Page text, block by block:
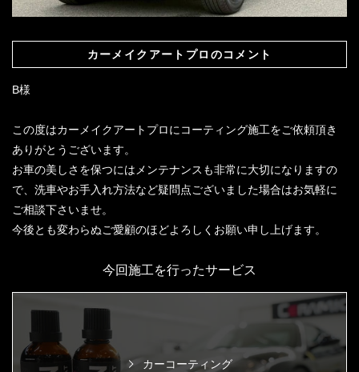
カーメイクアートプロのコメント
B様
この度はカーメイクアートプロにコーティング施工をご依頼頂き
ありがとうございます。
お車の美しさを保つにはメンテナンスも非常に大切になりますの
で、洗車やお手入れ方法など疑問点ございました場合はお気軽に
ご相談下さいませ。
今後とも変わらぬご愛顧のほどよろしくお願い申し上げます。
今回施工を行ったサービス
カーコーティング